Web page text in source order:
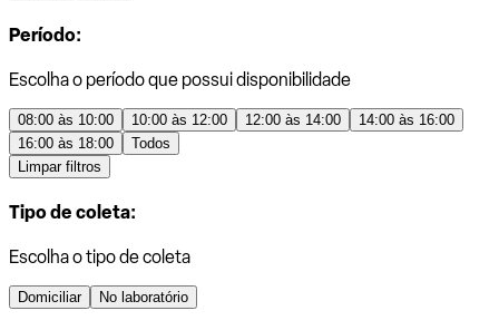
Período:
Escolha o período que possui disponibilidade
08:00 às 10:00 10:00 às 12:00 12:00 às 14:00
14:00 às 16:00
16:00 às 18:00
Todos
Limpar filtros
Tipo de coleta:
Escolha o tipo de coleta
Domiciliar No laboratório